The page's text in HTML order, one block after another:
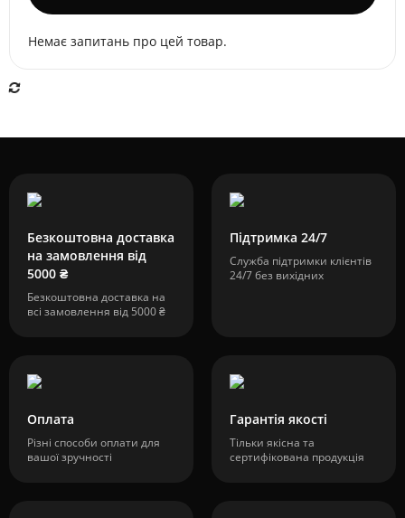
Немає запитань про цей товар.
Безкоштовна доставка
на замовлення від
5000 ₴
Безкоштовна доставка на
всі замовлення від 5000 ₴
Підтримка 24/7
Служба підтримки клієнтів
24/7 без вихідних
Оплата
Різні способи оплати для
вашої зручності
Гарантія якості
Тільки якісна та
сертифікована продукція